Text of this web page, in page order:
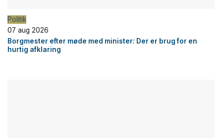
Politik
07 aug 2026
Borgmester efter møde med minister: Der er brug for en
hurtig afklaring